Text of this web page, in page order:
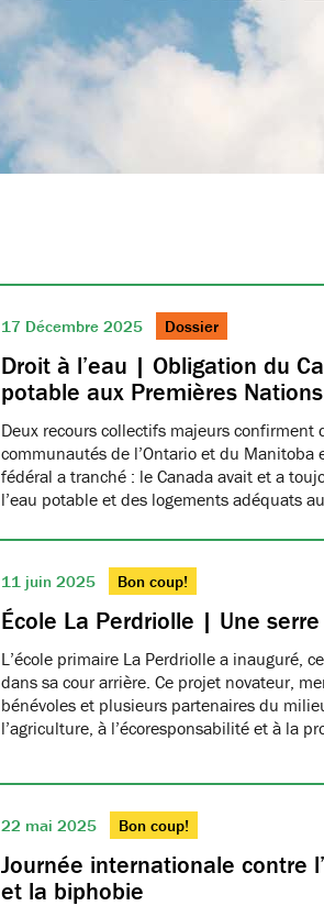
17 Décembre 2025 Dossier
Droit à l’eau | Obligation du
potable aux Premières Nations
Deux recours collectifs majeurs confirment
communautés de l’Ontario et du
fédéral a tranché : le Canada avait et a
l’eau potable et des logements adéquats
11 juin 2025 Bon coup!
École La Perdriolle | Une
L’école primaire La Perdriolle a inauguré,
dans sa cour arrière. Ce projet novateur,
bénévoles et plusieurs partenaires du
l’agriculture, à l’écoresponsabilité et à la
22 mai 2025 Bon coup!
Journée internationale contre
et la biphobie